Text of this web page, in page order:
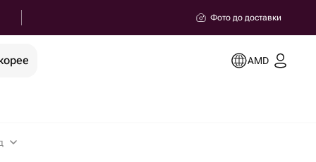
Фото до доставки
AMD